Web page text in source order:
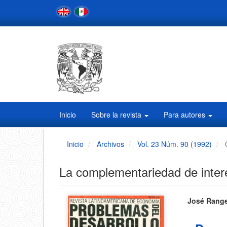
Contenido
Inicio Sobre la revista Para autores
Inicio Archivos Vol. 23 Núm. 90 (1992)
La complementariedad de
Barra
José